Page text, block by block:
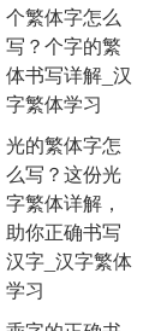
个繁体字怎么
写？个字的繁
体书写详解_汉
字繁体学习
光的繁体字怎
么写？这份光
字繁体详解，
助你正确书写
汉字_汉字繁体
学习